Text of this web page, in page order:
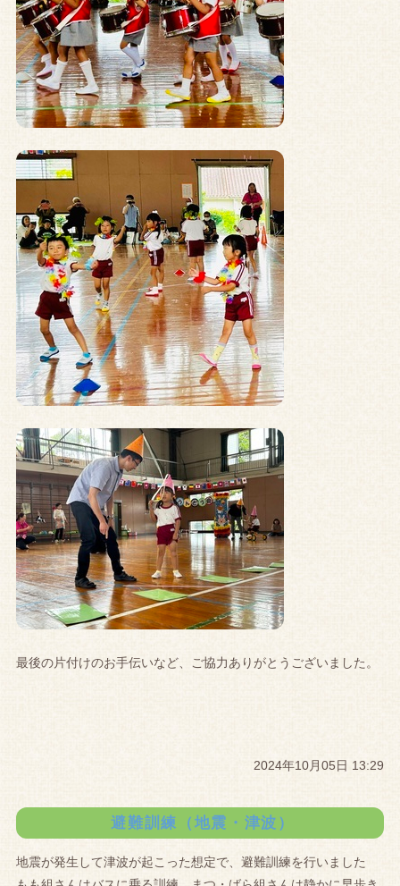
最後の片付けのお手伝いなど、ご協力ありがとうございました。
2024年10月05日 13:29
避難訓練（地震・津波）
地震が発生して津波が起こった想定で、避難訓練を行いました